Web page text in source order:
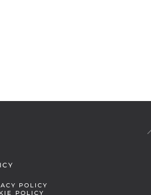
POLICY
POLICY